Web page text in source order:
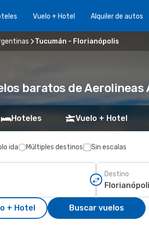
Vuelo + Hotel Alquiler de autos
Tucumán - Florianópolis
baratos de
Hoteles Vuelo + Hotel
ida Múltiples destinos Sin escalas
Destino
+ Hotel Buscar vuelos